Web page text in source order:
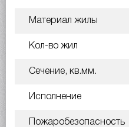
Материал жилы
Кол-во жил
Сечение, кв.мм.
Исполнение
Пожаробезопасность